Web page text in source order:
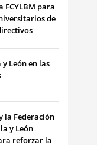
FCYLBM para
de
León en las
la Federación
y León
reforzar la